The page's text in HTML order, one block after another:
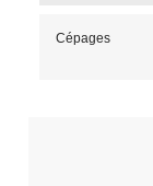
Cépages